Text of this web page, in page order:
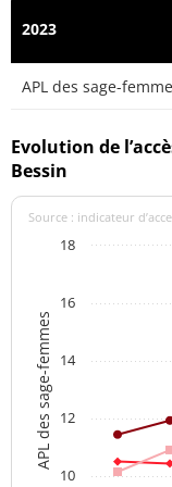
2023
APL des sage-
Evolution de
Bessin
APL des sage-femmes
Source : indicateur
10
12
14
16
18